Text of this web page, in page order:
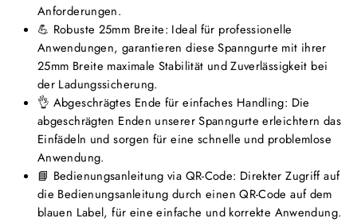
Anforderungen.
💪 Robuste 25mm Breite: Ideal für professionelle
Anwendungen, garantieren diese Spanngurte mit ihrer
25mm Breite maximale Stabilität und Zuverlässigkeit bei
der Ladungssicherung.
👌 Abgeschrägtes Ende für einfaches Handling: Die
abgeschrägten Enden unserer Spanngurte erleichtern das
Einfädeln und sorgen für eine schnelle und problemlose
Anwendung.
📘 Bedienungsanleitung via QR-Code: Direkter Zugriff auf
die Bedienungsanleitung durch einen QR-Code auf dem
blauen Label, für eine einfache und korrekte Anwendung.